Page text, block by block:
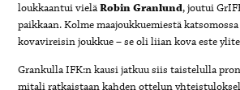
loukkaantui vieläRobin Granlund, joutui
paikkaan. Kolme maajoukkuemiestä
kovavireisin joukkue – se oli liian kova este
Grankulla IFK:n kausi jatkuu siis taistelulla